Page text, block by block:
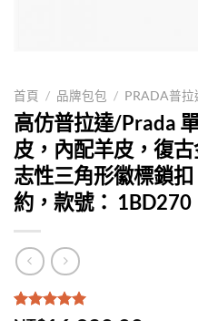
首頁 / 品牌包包 / PRADA普拉
高仿普拉達/Prada
皮，內配羊皮，復
志性三角形徽標鎖
約，款號： 1BD270